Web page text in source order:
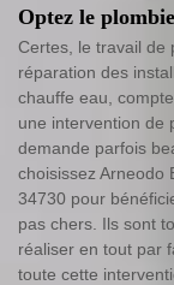
Optez le
Certes, le travail de
réparation des
chauffe eau,
une intervention de
demande parfois
choisissez Arneodo
34730 pour
pas chers. Ils sont
réaliser en tout par
toute cette